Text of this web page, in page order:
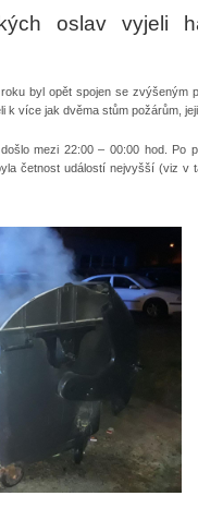
oslav vyjeli
byl opět spojen se
k více jak dvěma stům požárům,
mezi 22:00 – 00:00 hod. Po
četnost událostí nejvyšší (viz